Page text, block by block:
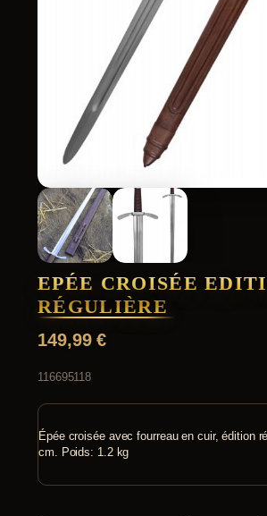
EPÉE CROISÉE
RÉGULIÈRE
149,99€
116695118
Épée croisée avec fourreau en cuir, édition
cm. Poids: 1.2 kg